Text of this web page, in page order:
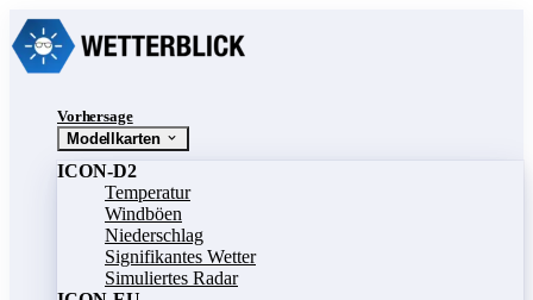
Vorhersage
Modellkarten
ICON-D2
Temperatur
Windböen
Niederschlag
Signifikantes Wetter
Simuliertes Radar